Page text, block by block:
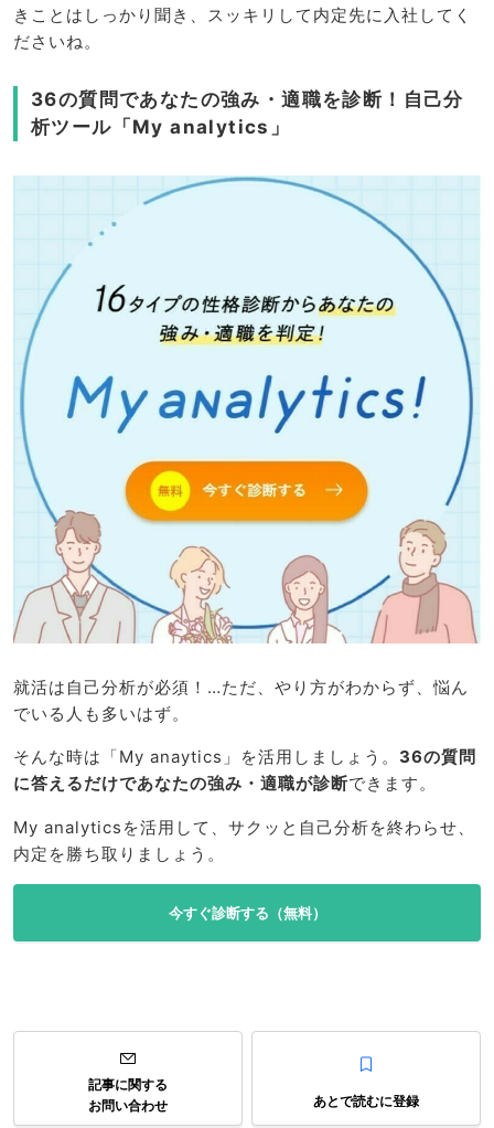
きことはしっかり聞き、スッキリして内定先に入社してく
ださいね。
36の質問であなたの強み・適職を診断！自己分
析ツール「My analytics」
就活は自己分析が必須！…ただ、やり方がわからず、悩ん
でいる人も多いはず。
そんな時は「My anaytics」を活用しましょう。 36の質問
に答えるだけであなたの強み・適職が診断できます。
My analyticsを活用して、サクッと自己分析を終わらせ、
内定を勝ち取りましょう。
今すぐ診断する（無料）
記事に関する
お問い合わせ
あとで読むに登録